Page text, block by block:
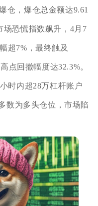
仓，爆仓总金额达9.61
场恐慌指数飙升，4月7
超7%，最终触及
点回撤幅度达32.3%。
时内超28万杠杆账户
数为多头仓位，市场陷